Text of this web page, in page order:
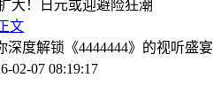
文
度解锁《4444444》的视听盛宴
02-07 08:19:17